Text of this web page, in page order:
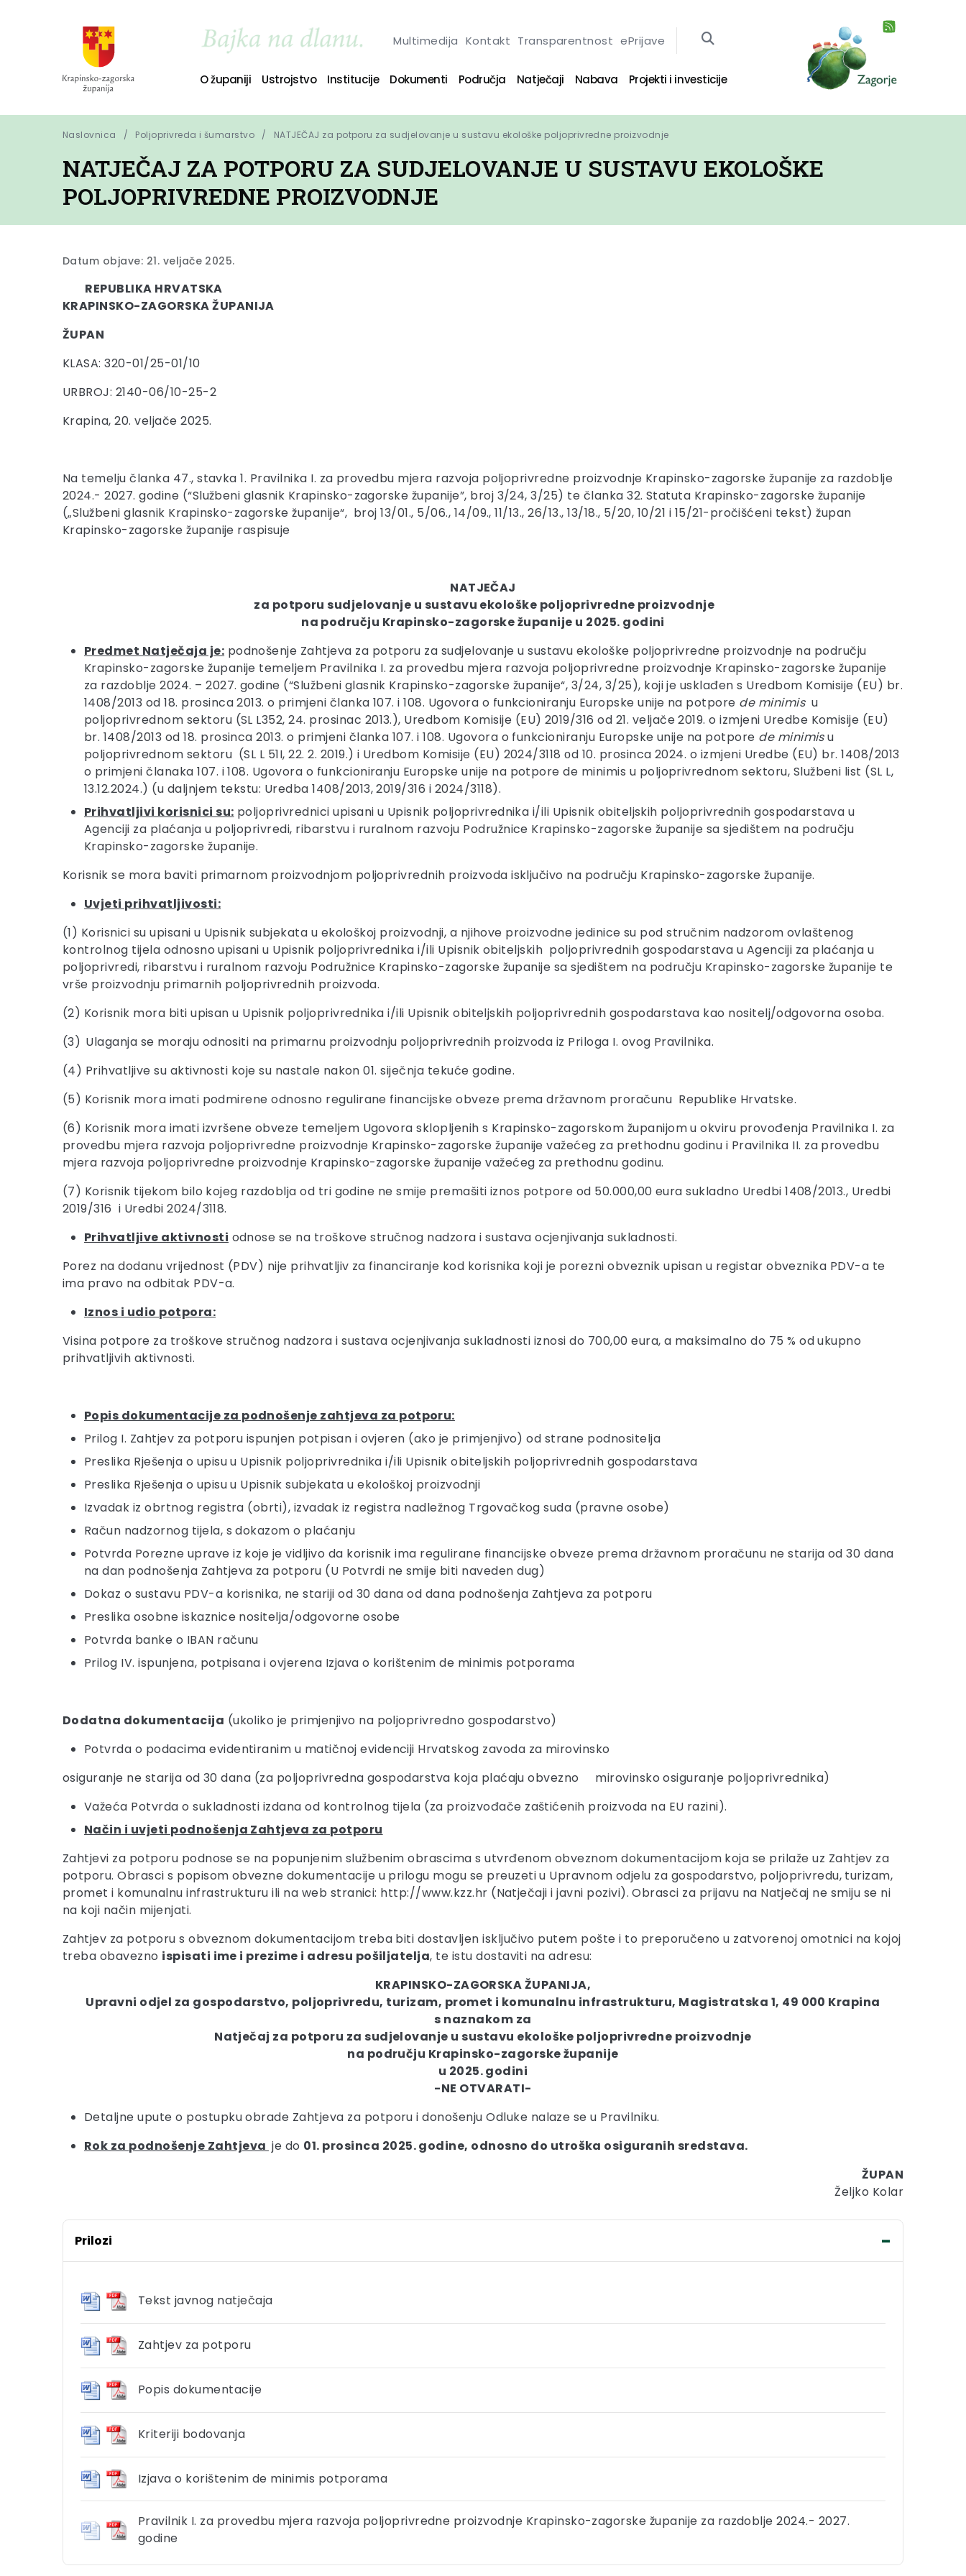
Multimedija Kontakt Transparentnost ePrijave
O županiji Ustrojstvo Institucije Dokumenti Područja Natječaji Nabava Projekti i investicije
Naslovnica Poljoprivreda i šumarstvo NATJEČAJ za potporu za sudjelovanje u sustavu ekološke poljoprivredne proizvodnje
NATJEČAJ ZA POTPORU ZA SUDJELOVANJE U SUSTAVU EKOLOŠKE
POLJOPRIVREDNE PROIZVODNJE
Datum objave: 21. veljače 2025.
REPUBLIKA HRVATSKA
KRAPINSKO-ZAGORSKA ŽUPANIJA
ŽUPAN
KLASA: 320-01/25-01/10
URBROJ: 2140-06/10-25-2
Krapina, 20. veljače 2025.
Na temelju članka 47., stavka 1. Pravilnika I. za provedbu mjera razvoja poljoprivredne proizvodnje Krapinsko-zagorske županije za razdoblje
2024.- 2027. godine (“Službeni glasnik Krapinsko-zagorske županije”, broj 3/24, 3/25) te članka 32. Statuta Krapinsko-zagorske županije
(„Službeni glasnik Krapinsko-zagorske županije“, broj 13/01., 5/06., 14/09., 11/13., 26/13., 13/18., 5/20, 10/21 i 15/21-pročišćeni tekst) župan
Krapinsko-zagorske županije raspisuje
NATJEČAJ
za potporu sudjelovanje u sustavu ekološke poljoprivredne proizvodnje
na području Krapinsko-zagorske županije u 2025. godini
Predmet Natječaja je: podnošenje Zahtjeva za potporu za sudjelovanje u sustavu ekološke poljoprivredne proizvodnje na području
Krapinsko-zagorske županije temeljem Pravilnika I. za provedbu mjera razvoja poljoprivredne proizvodnje Krapinsko-zagorske županije
za razdoblje 2024. – 2027. godine (“Službeni glasnik Krapinsko-zagorske županije“, 3/24, 3/25), koji je usklađen s Uredbom Komisije (EU) br.
1408/2013 od 18. prosinca 2013. o primjeni članka 107. i 108. Ugovora o funkcioniranju Europske unije na potpore de minimisu
poljoprivrednom sektoru (SL L352, 24. prosinac 2013.), Uredbom Komisije (EU) 2019/316 od 21. veljače 2019. o izmjeni Uredbe Komisije (EU)
br. 1408/2013 od 18. prosinca 2013. o primjeni članka 107. i 108. Ugovora o funkcioniranju Europske unije na potpore de minimisu
poljoprivrednom sektoru (SL L 51I, 22. 2. 2019.) i Uredbom Komisije (EU) 2024/3118 оd 10. prosinca 2024. o izmjeni Uredbe (EU) br. 1408/2013
o primjeni članaka 107. i 108. Ugovora o funkcioniranju Europske unije na potpore de minimis u poljoprivrednom sektoru, Službeni list (SL L,
13.12.2024.) (u daljnjem tekstu: Uredba 1408/2013, 2019/316 i 2024/3118).
Prihvatljivi korisnici su: poljoprivrednici upisani u Upisnik poljoprivrednika i/ili Upisnik obiteljskih poljoprivrednih gospodarstava u
Agenciji za plaćanja u poljoprivredi, ribarstvu i ruralnom razvoju Podružnice Krapinsko-zagorske županije sa sjedištem na području
Krapinsko-zagorske županije.
Korisnik se mora baviti primarnom proizvodnjom poljoprivrednih proizvoda isključivo na području Krapinsko-zagorske županije.
Uvjeti prihvatljivosti:
(1) Korisnici su upisani u Upisnik subjekata u ekološkoj proizvodnji, a njihove proizvodne jedinice su pod stručnim nadzorom ovlaštenog
kontrolnog tijela odnosno upisani u Upisnik poljoprivrednika i/ili Upisnik obiteljskih poljoprivrednih gospodarstava u Agenciji za plaćanja u
poljoprivredi, ribarstvu i ruralnom razvoju Podružnice Krapinsko-zagorske županije sa sjedištem na području Krapinsko-zagorske županije te
vrše proizvodnju primarnih poljoprivrednih proizvoda.
(2) Korisnik mora biti upisan u Upisnik poljoprivrednika i/ili Upisnik obiteljskih poljoprivrednih gospodarstava kao nositelj/odgovorna osoba.
(3) Ulaganja se moraju odnositi na primarnu proizvodnju poljoprivrednih proizvoda iz Priloga I. ovog Pravilnika.
(4) Prihvatljive su aktivnosti koje su nastale nakon 01. siječnja tekuće godine.
(5) Korisnik mora imati podmirene odnosno regulirane financijske obveze prema državnom proračunu Republike Hrvatske.
(6) Korisnik mora imati izvršene obveze temeljem Ugovora sklopljenih s Krapinsko-zagorskom županijom u okviru provođenja Pravilnika I. za
provedbu mjera razvoja poljoprivredne proizvodnje Krapinsko-zagorske županije važećeg za prethodnu godinu i Pravilnika II. za provedbu
mjera razvoja poljoprivredne proizvodnje Krapinsko-zagorske županije važećeg za prethodnu godinu.
(7) Korisnik tijekom bilo kojeg razdoblja od tri godine ne smije premašiti iznos potpore od 50.000,00 eura sukladno Uredbi 1408/2013., Uredbi
2019/316 i Uredbi 2024/3118.
Prihvatljive aktivnosti odnose se na troškove stručnog nadzora i sustava ocjenjivanja sukladnosti.
Porez na dodanu vrijednost (PDV) nije prihvatljiv za financiranje kod korisnika koji je porezni obveznik upisan u registar obveznika PDV-a te
ima pravo na odbitak PDV-a.
Iznos i udio potpora:
Visina potpore za troškove stručnog nadzora i sustava ocjenjivanja sukladnosti iznosi do 700,00 eura, a maksimalno do 75 % od ukupno
prihvatljivih aktivnosti.
Popis dokumentacije za podnošenje zahtjeva za potporu:
Prilog I. Zahtjev za potporu ispunjen potpisan i ovjeren (ako je primjenjivo) od strane podnositelja
Preslika Rješenja o upisu u Upisnik poljoprivrednika i/ili Upisnik obiteljskih poljoprivrednih gospodarstava
Preslika Rješenja o upisu u Upisnik subjekata u ekološkoj proizvodnji
Izvadak iz obrtnog registra (obrti), izvadak iz registra nadležnog Trgovačkog suda (pravne osobe)
Račun nadzornog tijela, s dokazom o plaćanju
Potvrda Porezne uprave iz koje je vidljivo da korisnik ima regulirane financijske obveze prema državnom proračunu ne starija od 30 dana
na dan podnošenja Zahtjeva za potporu (U Potvrdi ne smije biti naveden dug)
Dokaz o sustavu PDV-a korisnika, ne stariji od 30 dana od dana podnošenja Zahtjeva za potporu
Preslika osobne iskaznice nositelja/odgovorne osobe
Potvrda banke o IBAN računu
Prilog IV. ispunjena, potpisana i ovjerena Izjava o korištenim de minimis potporama
Dodatna dokumentacija (ukoliko je primjenjivo na poljoprivredno gospodarstvo)
Potvrda o podacima evidentiranim u matičnoj evidenciji Hrvatskog zavoda za mirovinsko
osiguranje ne starija od 30 dana (za poljoprivredna gospodarstva koja plaćaju obvezno mirovinsko osiguranje poljoprivrednika)
Važeća Potvrda o sukladnosti izdana od kontrolnog tijela (za proizvođače zaštićenih proizvoda na EU razini).
Način i uvjeti podnošenja Zahtjeva za potporu
Zahtjevi za potporu podnose se na popunjenim službenim obrascima s utvrđenom obveznom dokumentacijom koja se prilaže uz Zahtjev za
potporu. Obrasci s popisom obvezne dokumentacije u prilogu mogu se preuzeti u Upravnom odjelu za gospodarstvo, poljoprivredu, turizam,
promet i komunalnu infrastrukturu ili na web stranici: http://www.kzz.hr (Natječaji i javni pozivi). Obrasci za prijavu na Natječaj ne smiju se ni
na koji način mijenjati.
Zahtjev za potporu s obveznom dokumentacijom treba biti dostavljen isključivo putem pošte i to preporučeno u zatvorenoj omotnici na kojoj
treba obavezno ispisati ime i prezime i adresu pošiljatelja, te istu dostaviti na adresu:
KRAPINSKO-ZAGORSKA ŽUPANIJA,
Upravni odjel za gospodarstvo, poljoprivredu, turizam, promet i komunalnu infrastrukturu, Magistratska 1, 49 000 Krapina
s naznakom za
Natječaj za potporu za sudjelovanje u sustavu ekološke poljoprivredne proizvodnje
na području Krapinsko-zagorske županije
u 2025. godini
-NE OTVARATI-
Detaljne upute o postupku obrade Zahtjeva za potporu i donošenju Odluke nalaze se u Pravilniku.
Rok za podnošenje Zahtjeva je do 01. prosinca 2025. godine, odnosno do utroška osiguranih sredstava.
ŽUPAN
Željko Kolar
Prilozi
Tekst javnog natječaja
Zahtjev za potporu
Popis dokumentacije
Kriteriji bodovanja
Izjava o korištenim de minimis potporama
Pravilnik I. za provedbu mjera razvoja poljoprivredne proizvodnje Krapinsko-zagorske županije za razdoblje 2024.- 2027.
godine